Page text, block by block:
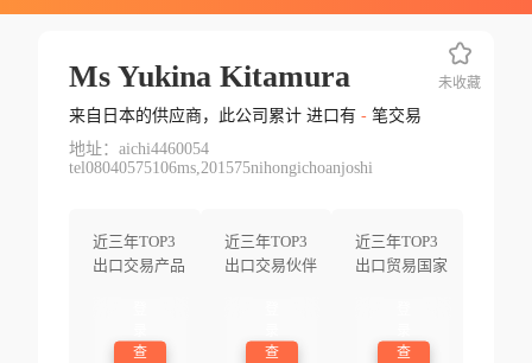
Ms Yukina Kitamura
来自日本的供应商，此公司累计 进口有 -笔交易
地址：aichi4460054
tel08040575106ms,201575nihongichoanjoshi
近三年TOP3
出口交易产品
查
近三年TOP3
出口交易伙伴
查
近三年TOP3
出口贸易国家
查
未收藏